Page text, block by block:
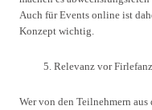
Auch für Events online ist
Konzept wichtig.
Relevanz vor Firlefanz
Wer von den Teilnehmern